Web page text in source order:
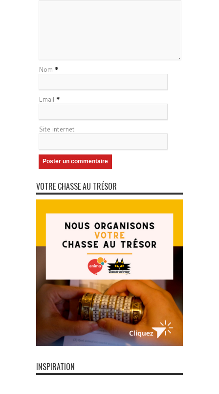
Nom *
Email *
Site internet
VOTRE CHASSE AU TRÉSOR
INSPIRATION